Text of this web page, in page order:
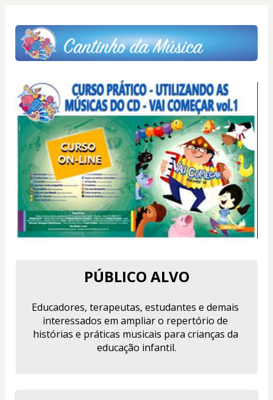
PÚBLICO ALVO
Educadores, terapeutas, estudantes e demais
interessados em ampliar o repertório de
histórias e práticas musicais para crianças da
educação infantil.